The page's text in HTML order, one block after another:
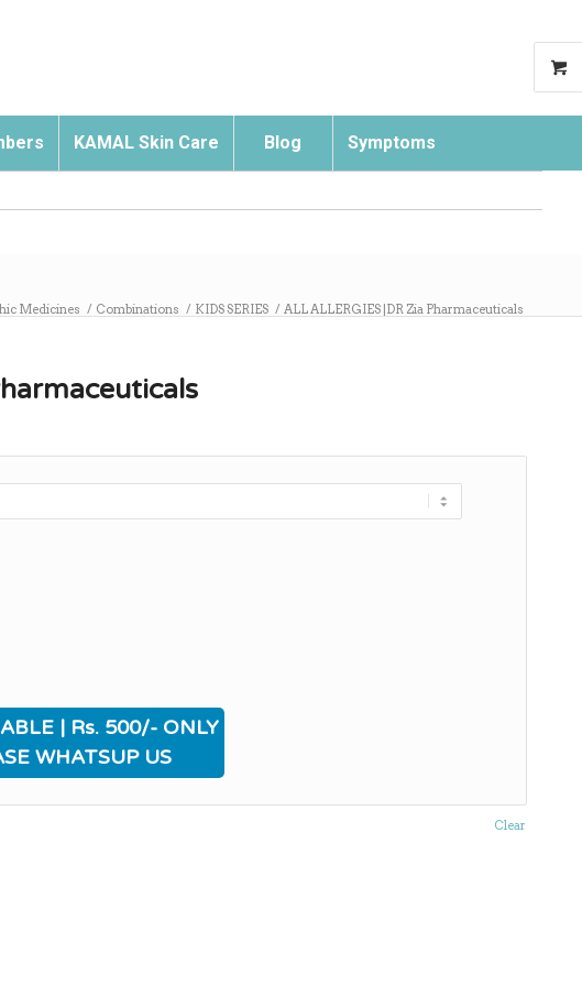
KAMAL Skin Care Blog Symptoms
Medicines / Combinations / KIDS SERIES / ALL ALLERGIES |DR Zia Pharmaceuticals
Clear
| Rs. 500/- ONLY
WHATSUP US